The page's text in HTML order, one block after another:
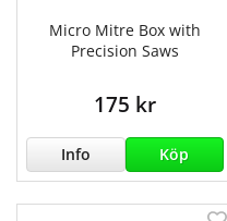
Micro Mitre Box with
Precision Saws
175 kr
Info Köp